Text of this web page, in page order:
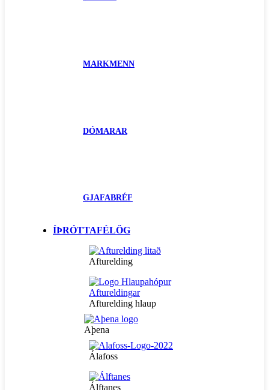
MARKMENN
DÓMARAR
GJAFABRÉF
ÍÞRÓTTAFÉLÖG
Afturelding
Afturelding hlaup
Aþena
Álafoss
Álftanes